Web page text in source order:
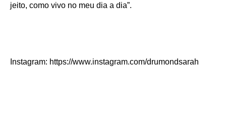
jeito, como vivo no meu dia a dia”.
Instagram: https://www.instagram.com/drumondsarah